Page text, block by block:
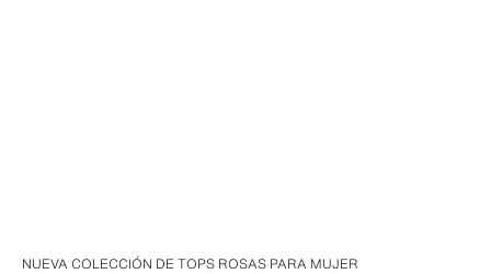
NUEVA COLECCIÓN DE TOPS ROSAS PARA MUJER